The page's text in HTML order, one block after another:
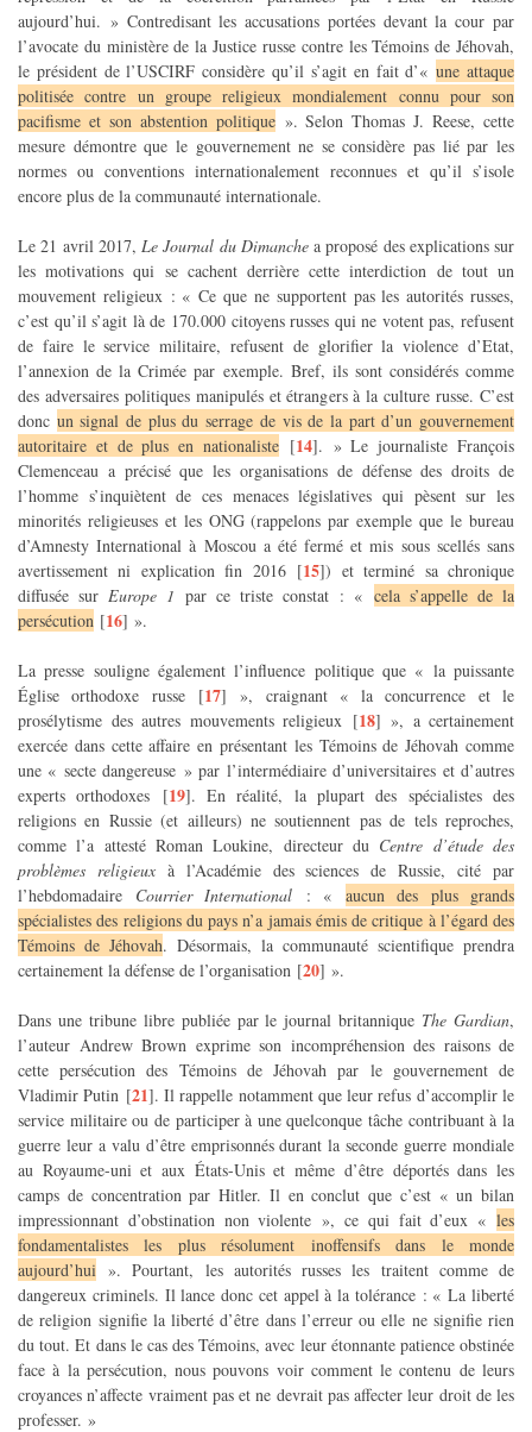
aujourd’hui. » Contredisant les accusations portées devant la cour par
l’avocate du ministère de la Justice russe contre les Témoins de Jéhovah,
le président de l’USCIRF considère qu’il s’agit en fait d’«une attaque
politisée contre un groupe religieux mondialement connu pour son
pacifisme et son abstention politique». Selon Thomas J. Reese, cette
mesure démontre que le gouvernement ne se considère pas lié par les
normes ou conventions internationalement reconnues et qu’il s’isole
encore plus de la communauté internationale.
Le 21 avril 2017, Le Journal du Dimanchea proposé des explications sur
les motivations qui se cachent derrière cette interdiction de tout un
mouvement religieux : « Ce que ne supportent pas les autorités russes,
c’est qu’il s’agit là de 170.000 citoyens russes qui ne votent pas, refusent
de faire le service militaire, refusent de glorifier la violence d’Etat,
l’annexion de la Crimée par exemple. Bref, ils sont considérés comme
des adversaires politiques manipulés et étrangers à la culture russe. C’est
donc un signal de plus du serrage de vis de la part d’un gouvernement
autoritaire et de plus en nationaliste [14]. » Le journaliste François
Clemenceau a précisé que les organisations de défense des droits de
l’homme s’inquiètent de ces menaces législatives qui pèsent sur les
minorités religieuses et les ONG (rappelons par exemple que le bureau
d’Amnesty International à Moscou a été fermé et mis sous scellés sans
avertissement ni explication fin 2016[15]) et terminé sa chronique
diffusée sur Europe 1 par ce triste constat : « cela s’appelle de la
persécution [16] ».
La presse souligne également l’influence politique que « la puissante
Église orthodoxe russe[17] », craignant « la concurrence et le
prosélytisme des autres mouvements religieux [18] », a certainement
exercée dans cette affaire en présentant les Témoins de Jéhovah comme
une « secte dangereuse » par l’intermédiaire d’universitaires et d’autres
experts orthodoxes [19]. En réalité, la plupart des spécialistes des
religions en Russie (et ailleurs) ne soutiennent pas de tels reproches,
comme l’a attesté Roman Loukine, directeur du Centre d’étude des
problèmes religieuxà l’Académie des sciences de Russie, cité par
l’hebdomadaire Courrier International : « aucun des plus grands
spécialistes des religions du pays n’a jamais émis de critique à l’égard des
Témoins de Jéhovah. Désormais, la communauté scientifique prendra
certainement la défense de l’organisation [20] ».
Dans une tribune libre publiée par le journal britannique The Gardian,
l’auteur Andrew Brown exprime son incompréhension des raisons de
cette persécution des Témoins de Jéhovah par le gouvernement de
Vladimir Putin [21]. Il rappelle notamment que leur refus d’accomplir le
service militaire ou de participer à une quelconque tâche contribuant à la
guerre leur a valu d’être emprisonnés durant la seconde guerre mondiale
au Royaume-uni et aux États-Unis et même d’être déportés dans les
camps de concentration par Hitler. Il en conclut que c’est « un bilan
impressionnant d’obstination non violente », ce qui fait d’eux « les
fondamentalistes les plus résolument inoffensifs dans le monde
aujourd’hui ». Pourtant, les autorités russes les traitent comme de
dangereux criminels. Il lance donc cet appel à la tolérance : « La liberté
de religion signifie la liberté d’être dans l’erreur ou elle ne signifie rien
du tout. Et dans le cas des Témoins, avec leur étonnante patience obstinée
face à la persécution, nous pouvons voir comment le contenu de leurs
croyances n’affecte vraiment pas et ne devrait pas affecter leur droit de les
professer. »